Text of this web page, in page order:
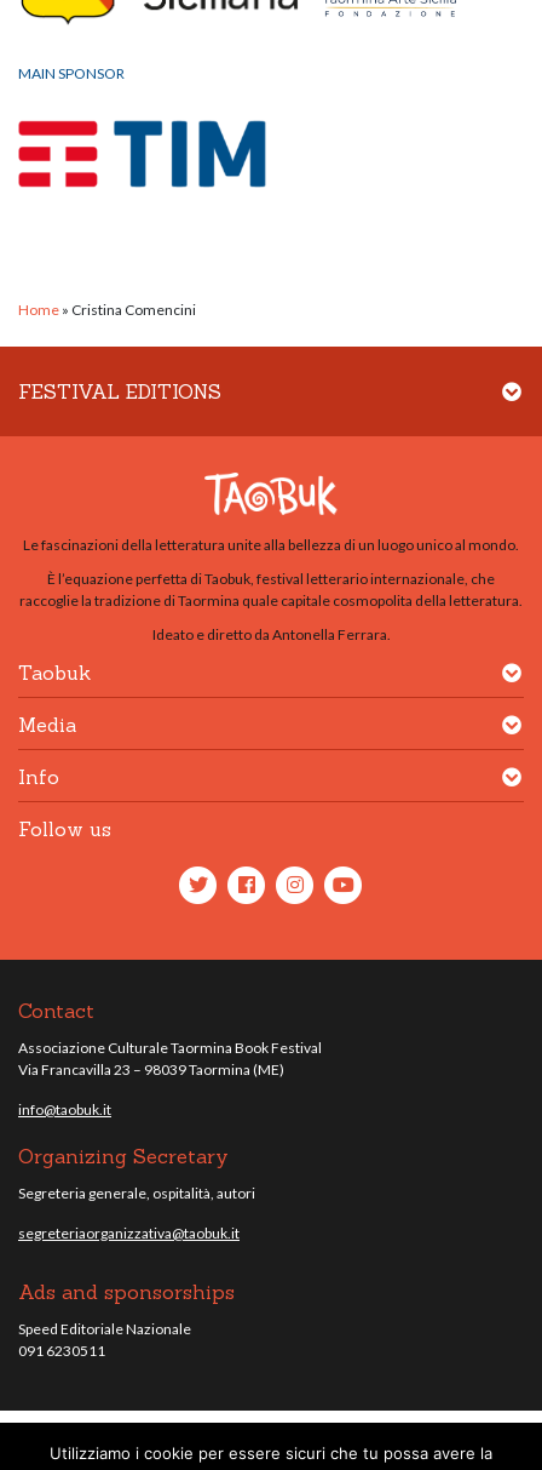
MAIN SPONSOR
Home » Cristina Comencini
FESTIVAL EDITIONS
Le fascinazioni della letteratura unite alla bellezza di un luogo unico al mondo.
È l’equazione perfetta di Taobuk, festival letterario internazionale, che
raccoglie la tradizione di Taormina quale capitale cosmopolita della letteratura.
Ideato e diretto da Antonella Ferrara.
Taobuk
Media
Info
Follow us
Contact
Associazione Culturale Taormina Book Festival
Via Francavilla 23 – 98039 Taormina (ME)
info@taobuk.it
Organizing Secretary
Segreteria generale, ospitalità, autori
segreteriaorganizzativa@taobuk.it
Ads and sponsorships
Speed Editoriale Nazionale
091 6230511
Utilizziamo i cookie per essere sicuri che tu possa avere la